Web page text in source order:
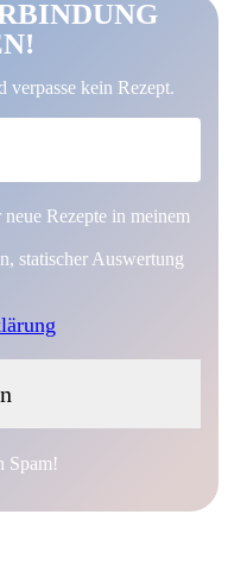
verpasse kein Rezept.
Rezepte in meinem
statischer Auswertung
Spam!